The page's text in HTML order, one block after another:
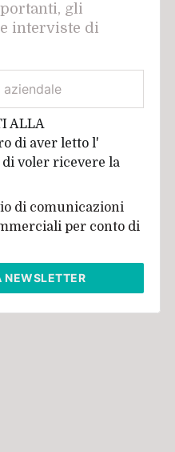
gli
interviste di
ALLA
di aver letto l'
di voler ricevere la
di comunicazioni
per conto di
NEWSLETTER